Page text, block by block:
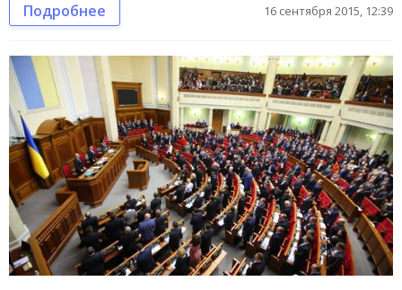
Подробнее 16 сентября 2015, 12:39